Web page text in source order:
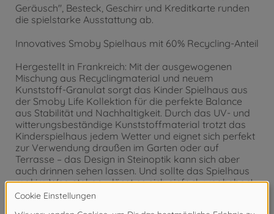
Geräusch", Besteck, Geschirr und Kreditkarte runden
die spielstarke Ausstattung ab.
Innovatives Smoby Spielhaus mit 60% Recycling-Anteil
Hergestellt in Frankreich: Mit der ausgewogenen
Mischung aus Recyclingmaterial und neuem
Kunststoff-Granulat sorgt das Kinder Spielhaus aus
der Smoby Life Kollektion für die perfekte Balance
aus Stabilität und Nachhaltigkeit. Durch das UV- und
witterungsbeständige Kunststoffmaterial trotzt das
Kinderspielhaus jedem Wetter und eignet sich perfekt
zur Verwendung draußen im Garten oder auf
Terrasse – das Design in Steinoptik kann sich aber
auch drinnen sehen lassen. Und sollte das Spielhaus
mal im Weg stehen – lässt es sich einfach wegheben!